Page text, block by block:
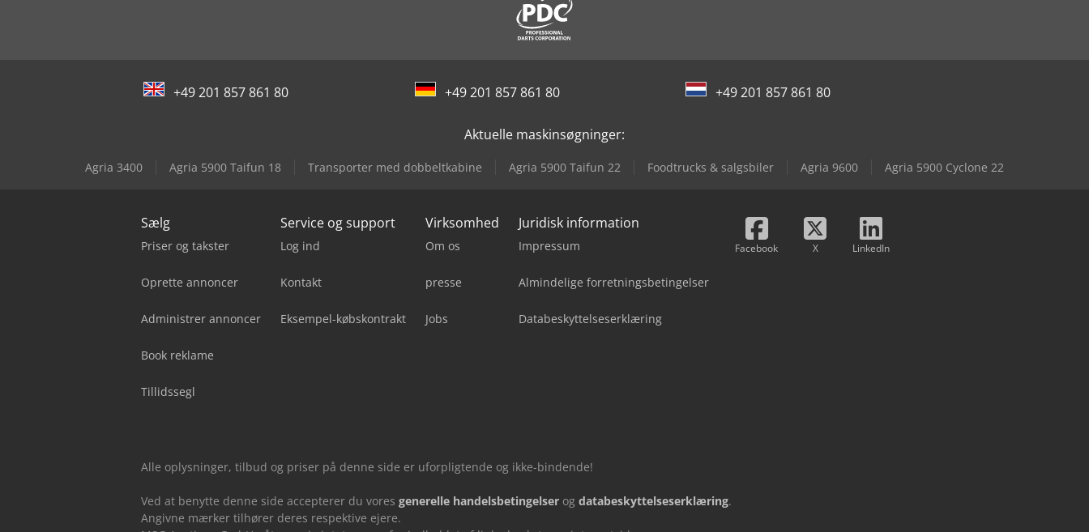
+49 201 857 861 80 +49 201 857 861 80 +49 201 857 861 80
Aktuelle maskinsøgninger:
Agria 3400 Agria 5900 Taifun 18 Transporter med dobbeltkabine Agria 5900 Taifun 22 Foodtrucks & salgsbiler Agria 9600 Agria 5900 Cyclone 22
Sælg
Priser og takster
Oprette annoncer
Administrer annoncer
Book reklame
Tillidssegl
Service og support
Log ind
Kontakt
Eksempel-købskontrakt
Virksomhed
Om os
presse
Jobs
Juridisk information
Impressum
Almindelige forretningsbetingelser
Databeskyttelseserklæring
Facebook X LinkedIn
Alle oplysninger, tilbud og priser på denne side er uforpligtende og ikke-bindende!
Ved at benytte denne side accepterer du vores generelle handelsbetingelser og databeskyttelseserklæring.
Angivne mærker tilhører deres respektive ejere.